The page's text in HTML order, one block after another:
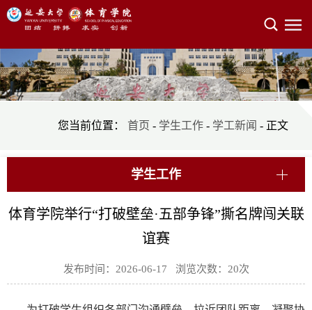
您当前位置： 首页 - 学生工作 - 学工新闻 - 正文
学生工作
体育学院举行“打破壁垒·五部争锋”撕名牌闯关联
谊赛
发布时间：2026-06-17 浏览次数： 20次